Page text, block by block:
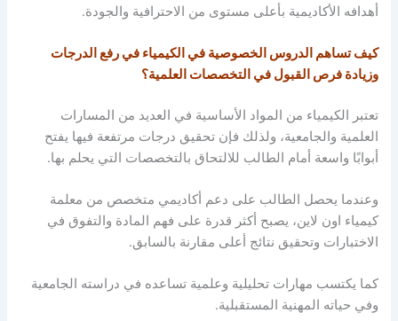
أهدافه الأكاديمية بأعلى مستوى من الاحترافية والجودة.
كيف تساهم الدروس الخصوصية في الكيمياء في رفع الدرجات
وزيادة فرص القبول في التخصصات العلمية؟
تعتبر الكيمياء من المواد الأساسية في العديد من المسارات
العلمية والجامعية، ولذلك فإن تحقيق درجات مرتفعة فيها يفتح
أبوابًا واسعة أمام الطالب للالتحاق بالتخصصات التي يحلم بها.
وعندما يحصل الطالب على دعم أكاديمي متخصص من معلمة
كيمياء اون لاين، يصبح أكثر قدرة على فهم المادة والتفوق في
الاختبارات وتحقيق نتائج أعلى مقارنة بالسابق.
كما يكتسب مهارات تحليلية وعلمية تساعده في دراسته الجامعية
وفي حياته المهنية المستقبلية.